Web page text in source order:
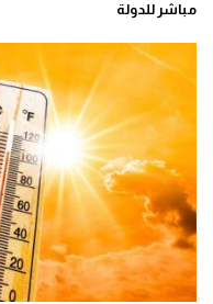
مباشر للدولة